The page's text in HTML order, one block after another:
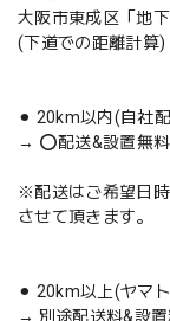
大阪市東成区「地下
(下道での距離計算)
⚫︎ 20km以内(自社
→ ⭕️配送&設置無
※配送はご希望日
させて頂きます。
⚫︎ 20km以上(ヤマ
→ 別途配送料&設置